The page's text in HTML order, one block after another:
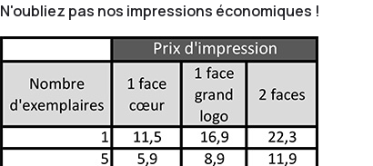
N'oubliez pas nos impressions économiques !